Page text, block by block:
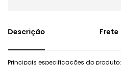
Frete
Principais especificações do produto: